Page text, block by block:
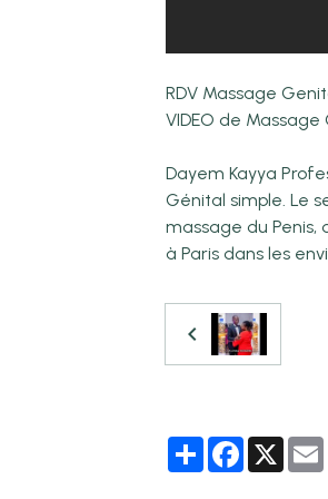
RDV Massage
VIDEO de
Dayem Kayya
Génital simple. Le
massage du Penis,
à Paris dans les
PartagerFacebook
X